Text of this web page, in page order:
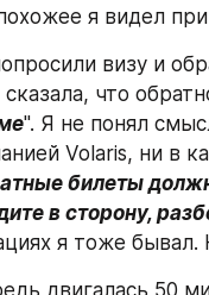
я видел
визу и
что
". Я не понял
Volaris, ни в
билеты
в сторону,
я тоже
двигалась 50